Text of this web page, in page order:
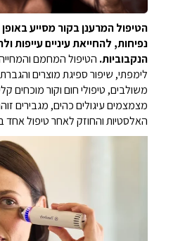
הטיפול המרענן בקור מסייע
נפיחות, להחייאת עיניים עייפות
הנקבוביות. הטיפול המחמם והמחייה
לימפתי, שיפור ספיגת מוצרים
משולבים, טיפולי חום וקור מוכחים
מצמצמים עיגולים כהים, מגבירים
האלסטיות והחוזק לאחר טיפול אחד